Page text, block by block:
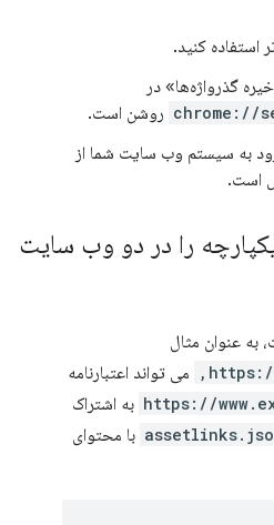
گذرواژه‌ها» در
chrome:// روشن است.
به سیستم وب سایت شما از
را در دو وب سایت
به عنوان مثال
https://
می تواند اعتبارنامه
https:// به اشتراک
با محتوای